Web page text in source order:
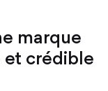
marque
et crédible